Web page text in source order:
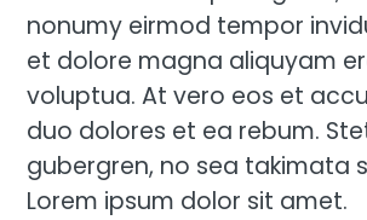
nonumy eirmod tempor
et dolore magna aliquyam
voluptua. At vero eos et
duo dolores et ea rebum.
gubergren, no sea takimata
Lorem ipsum dolor sit amet.